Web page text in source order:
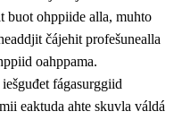
gaskka
ja bargoeallimis
skuvlaovdáneapmi
buot ohppiide alla, muhto
čájehit profešunealla
oahppama.
fágasurggiid
eaktuda ahte skuvla váldá